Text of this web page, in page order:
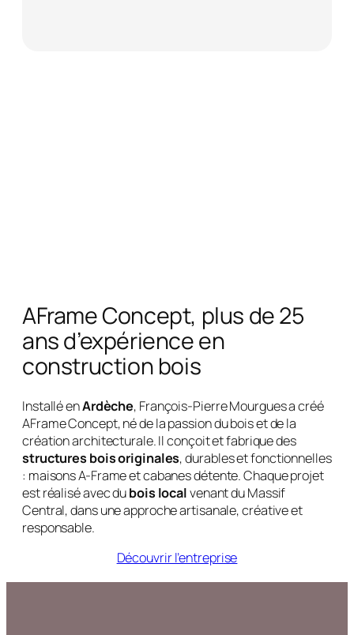
AFrame Concept, plus de 25
ans d’expérience en
construction bois
Installé enArdèche, François-Pierre Mourgues a créé
AFrame Concept, né de la passion du bois et de la
création architecturale. Il conçoit et fabrique des
structures bois originales, durables et fonctionnelles
: maisons A-Frame et cabanes détente. Chaque projet
est réalisé avec dubois localvenant du Massif
Central, dans une approche artisanale, créative et